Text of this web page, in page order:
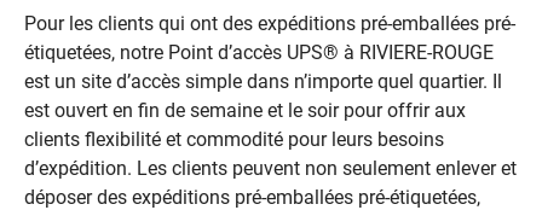
Pour les clients qui ont des expéditions pré-emballées pré-
étiquetées, notre Point d’accès UPS® à RIVIERE-ROUGE
est un site d’accès simple dans n’importe quel quartier. Il
est ouvert en fin de semaine et le soir pour offrir aux
clients flexibilité et commodité pour leurs besoins
d’expédition. Les clients peuvent non seulement enlever et
déposer des expéditions pré-emballées pré-étiquetées,